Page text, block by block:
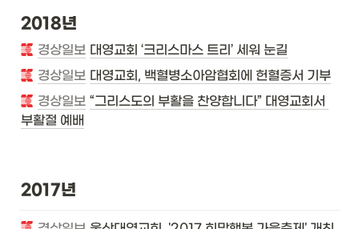
2018년
경상일보 대영교회 ‘크리스마스 트리’ 세워 눈길
경상일보 대영교회, 백혈병소아암협회에 헌혈증서 기부
경상일보 “그리스도의 부활을 찬양합니다” 대영교회서
부활절 예배
2017년